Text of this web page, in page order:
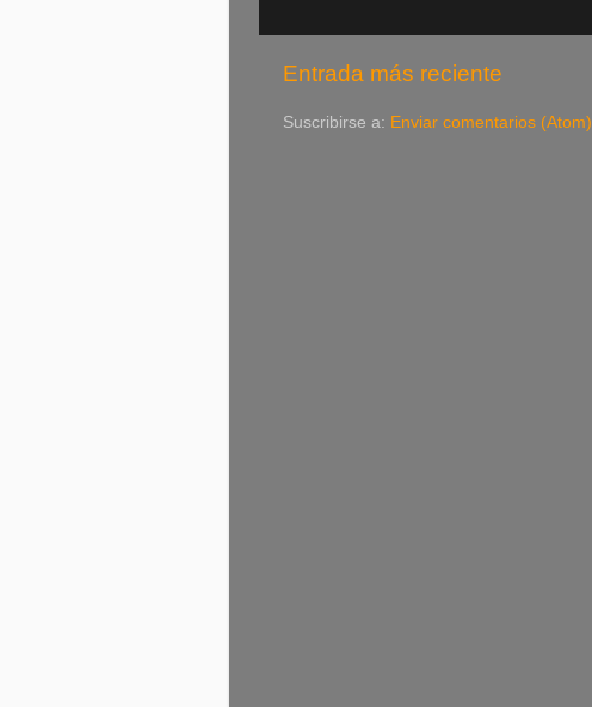
Entrada más reciente
Suscribirse a: Enviar comentarios (Atom)